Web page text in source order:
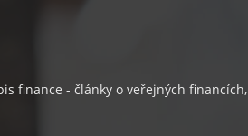
finance - články o veřejných financích,